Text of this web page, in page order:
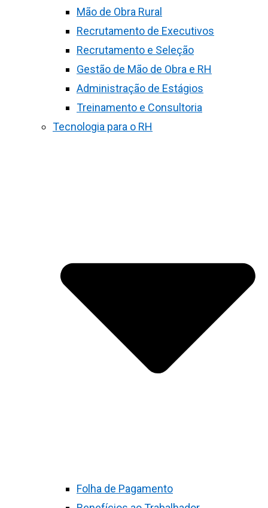
Mão de Obra Rural
Recrutamento de Executivos
Recrutamento e Seleção
Gestão de Mão de Obra e RH
Administração de Estágios
Treinamento e Consultoria
Tecnologia para o RH
Folha de Pagamento